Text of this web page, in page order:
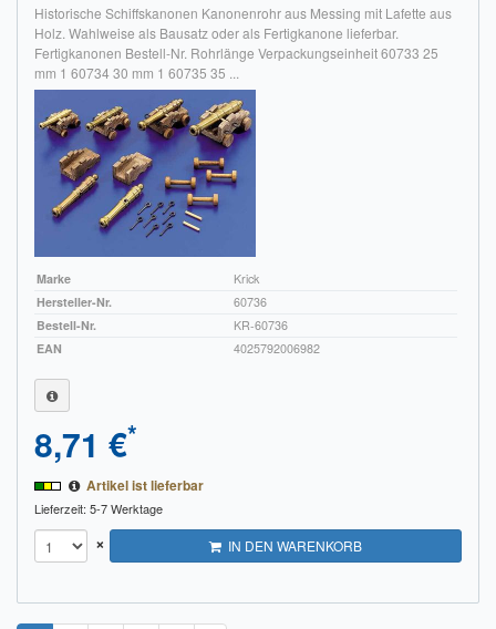
Historische Schiffskanonen Kanonenrohr aus Messing mit Lafette aus
Holz. Wahlweise als Bausatz oder als Fertigkanone lieferbar.
Fertigkanonen Bestell-Nr. Rohrlänge Verpackungseinheit 60733 25
mm 1 60734 30 mm 1 60735 35 ...
Marke
Krick
Hersteller-Nr.
60736
Bestell-Nr.
KR-60736
EAN
4025792006982
8,71 €*
Artikel ist lieferbar
Lieferzeit: 5-7 Werktage
× IN DEN WARENKORB